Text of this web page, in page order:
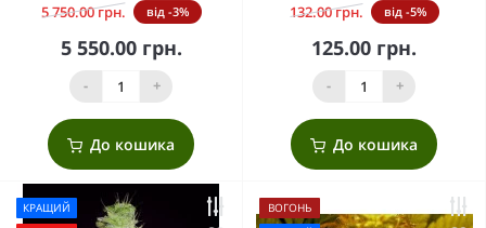
5 750.00 грн. від -3%
5 550.00 грн.
- +
До кошика
132.00 грн. від -5%
125.00 грн.
- +
До кошика
КРАЩИЙ
ВОГОНЬ